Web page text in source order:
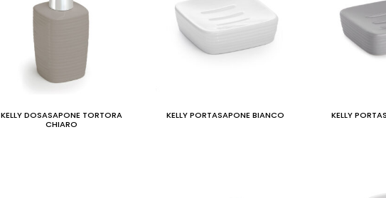
KELLY DOSASAPONE TORTORA
CHIARO
KELLY PORTASAPONE BIANCO KELLY